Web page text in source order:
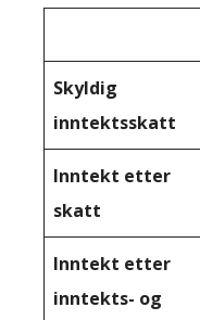
Skyldig
inntektsskatt
Inntekt etter
skatt
Inntekt etter
inntekts- og